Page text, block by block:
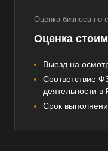
Оценка бизнеса по
Оценка
Выезд на
Соответствие
деятельности в
Срок